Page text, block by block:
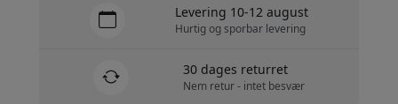
Levering 10-12 august
Hurtig og sporbar levering
30 dages returret
Nem retur - intet besvær